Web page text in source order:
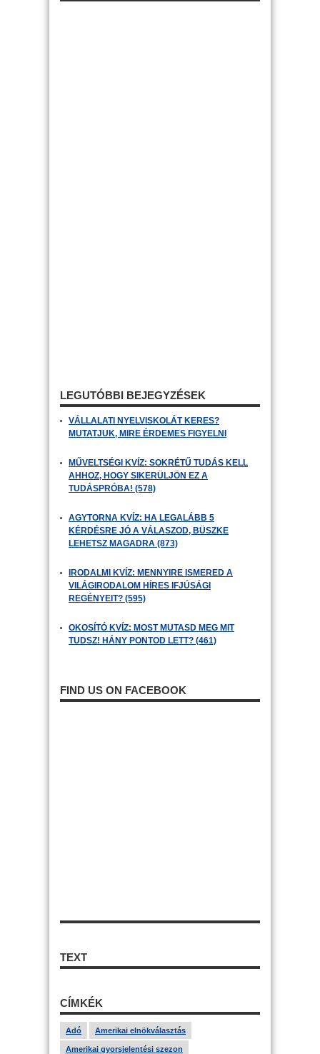
LEGUTÓBBI BEJEGYZÉSEK
VÁLLALATI NYELVISKOLÁT KERES?
MUTATJUK, MIRE ÉRDEMES FIGYELNI
MŰVELTSÉGI KVÍZ: SOKRÉTŰ TUDÁS KELL
AHHOZ, HOGY SIKERÜLJÖN EZ A
TUDÁSPRÓBA! (578)
AGYTORNA KVÍZ: HA LEGALÁBB 5
KÉRDÉSRE JÓ A VÁLASZOD, BÜSZKE
LEHETSZ MAGADRA (873)
IRODALMI KVÍZ: MENNYIRE ISMERED A
VILÁGIRODALOM HÍRES IFJÚSÁGI
REGÉNYEIT? (595)
OKOSÍTÓ KVÍZ: MOST MUTASD MEG MIT
TUDSZ! HÁNY PONTOD LETT? (461)
FIND US ON FACEBOOK
TEXT
CÍMKÉK
Adó Amerikai elnökválasztás
Amerikai gyorsjelentési szezon